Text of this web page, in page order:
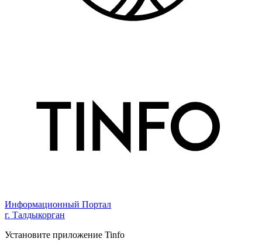
Информационный Портал
г. Талдыкорган
Установите приложение Tinfo